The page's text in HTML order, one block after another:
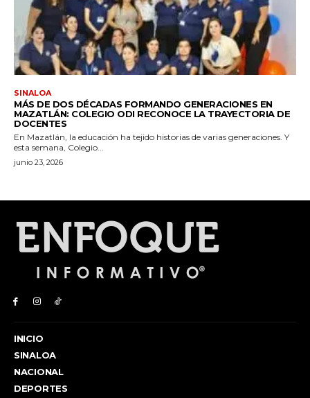
INICIO
SINALOA
NACIONAL
DEPORTES